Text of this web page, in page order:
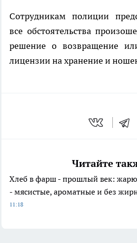
Сотрудникам полиции
все обстоятельства
решение о возвращение
лицензии на хранение и
Читайте
Хлеб в фарш - прошлый век:
- мясистые, ароматные и без
11:18